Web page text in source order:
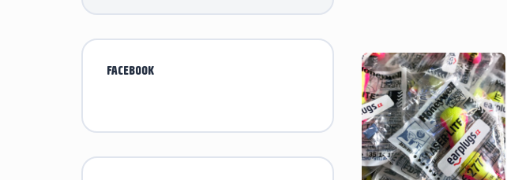
FACEBOOK